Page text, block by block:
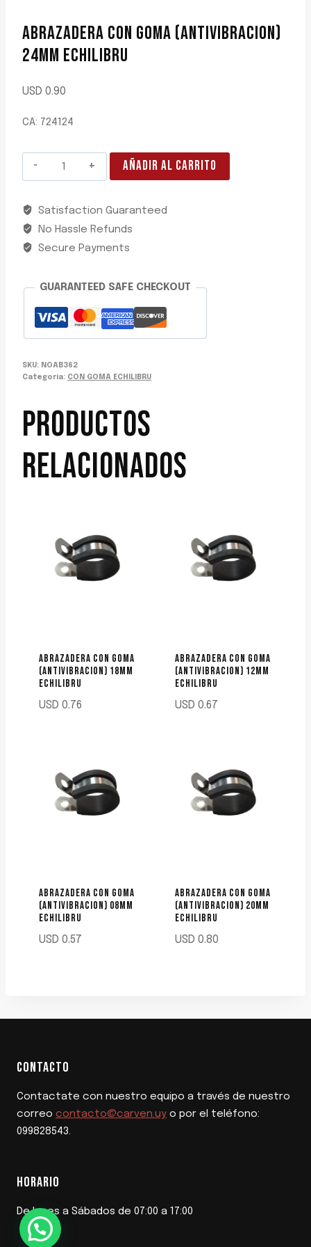
ABRAZADERA CON GOMA (ANTIVIBRACION)
24MM ECHILIBRU
USD 0.90
CA: 724124
ABRAZADERA
CON
(ANTIVIBRACION)
24MM
ECHILIBRU
AÑADIR AL CARRITO
Satisfaction Guaranteed
No Hassle Refunds
Secure Payments
GUARANTEED SAFE CHECKOUT
SKU: NOAB362
Categoría: CON GOMA ECHILIBRU
PRODUCTOS
RELACIONADOS
ABRAZADERA CON GOMA
(ANTIVIBRACION) 18MM
ECHILIBRU
USD 0.76
ABRAZADERA CON GOMA
(ANTIVIBRACION) 12MM
ECHILIBRU
USD 0.67
ABRAZADERA CON GOMA
(ANTIVIBRACION) 08MM
ECHILIBRU
USD 0.57
ABRAZADERA CON GOMA
(ANTIVIBRACION) 20MM
ECHILIBRU
USD 0.80
CONTACTO
Contactate con nuestro equipo a través de nuestro
correo contacto@carven.uy o por el teléfono:
099828543.
HORARIO
De lunes a Sábados de 07:00 a 17:00